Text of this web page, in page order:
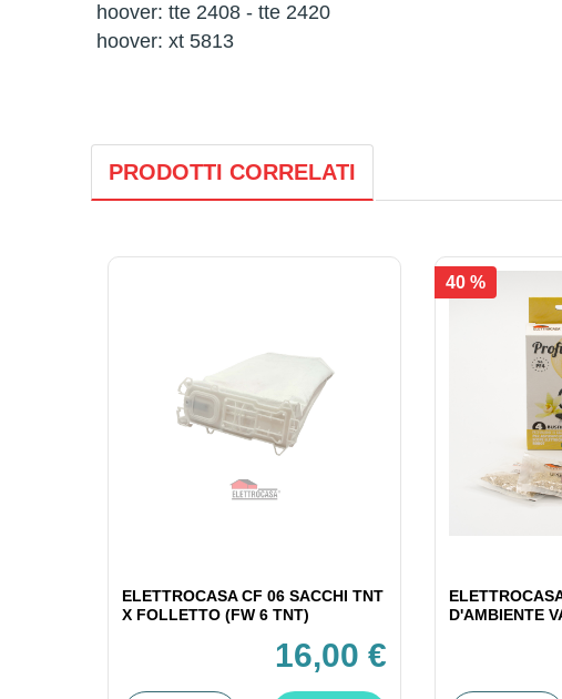
hoover: tte 2408 - tte 2420
hoover: xt 5813
PRODOTTI CORRELATI
ELETTROCASA CF 06 SACCHI TNT
X FOLLETTO (FW 6 TNT)
16,00 €
40 %
D'AMBIENTE